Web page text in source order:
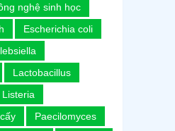
nghệ sinh học
Escherichia coli
Lactobacillus
Listeria
Paecilomyces